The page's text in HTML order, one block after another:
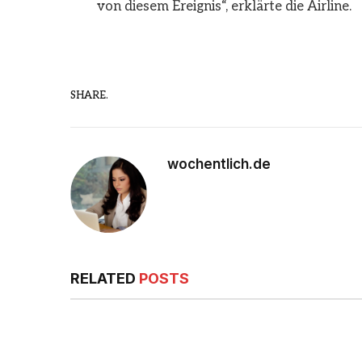
von diesem Ereignis“, erklärte die Airline.
SHARE.
wochentlich.de
RELATED POSTS